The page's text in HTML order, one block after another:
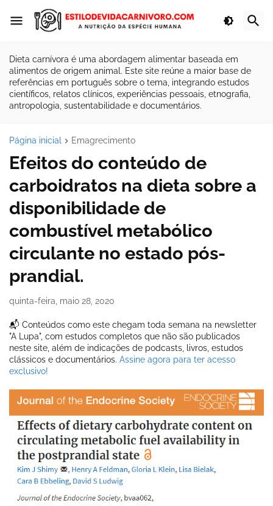
Dieta carnívora é uma abordagem alimentar baseada em
alimentos de origem animal. Este site reúne a maior base de
referências em português sobre o tema, integrando estudos
científicos, relatos clínicos, experiências pessoais, etnografia,
antropologia, sustentabilidade e documentários.
Página inicial Emagrecimento
Efeitos do conteúdo de
carboidratos na dieta sobre a
disponibilidade de
combustível metabólico
circulante no estado pós-
prandial.
quinta-feira, maio 28, 2020
📬 Conteúdos como este chegam toda semana na newsletter
"A Lupa", com estudos completos que não são publicados
neste site, além de indicações de podcasts, livros, estudos
clássicos e documentários. Assine agora para ter acesso
exclusivo!